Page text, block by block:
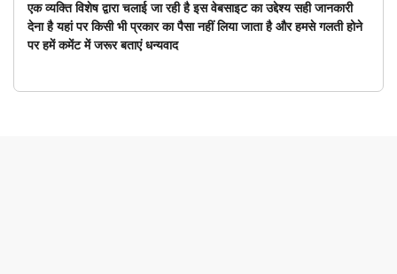
एक व्यक्ति विशेष द्वारा चलाई जा रही है इस वेबसाइट का उद्देश्य सही जानकारी
देना है यहां पर किसी भी प्रकार का पैसा नहीं लिया जाता है और हमसे गलती होने
पर हमें कमेंट में जरूर बताएं धन्यवाद